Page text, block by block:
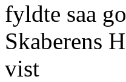
fyldte saa
Skaberens
vist